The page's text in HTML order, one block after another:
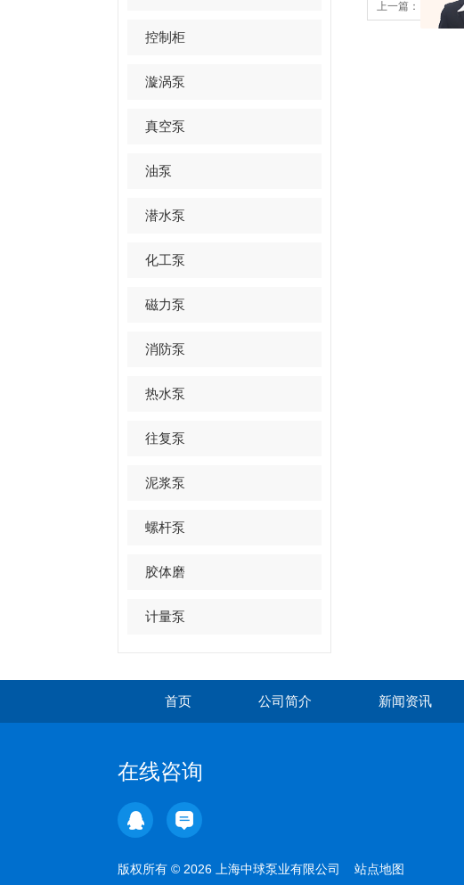
控制柜
漩涡泵
真空泵
油泵
潜水泵
化工泵
磁力泵
消防泵
热水泵
往复泵
泥浆泵
螺杆泵
胶体磨
计量泵
上一篇： 自吸式
首页 公司简介 新闻资讯
在线咨询
版权所有 © 2026 上海中球泵业有限公司 站点地图